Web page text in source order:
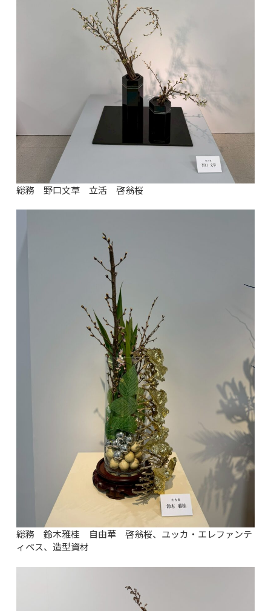
総務 野口文草 立活 啓翁桜
総務 鈴木雅桂 自由華 啓翁桜、ユッカ・エレファンテ
ィペス、造型資材